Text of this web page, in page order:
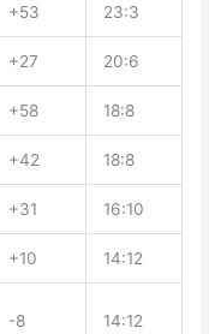
+53 23:3
+27 20:6
+58 18:8
+42 18:8
+31 16:10
+10 14:12
-8 14:12